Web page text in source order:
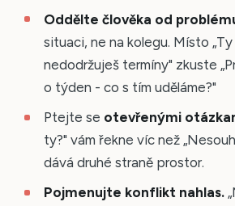
Oddělte člověka od
situaci, ne na kolegu. Místo
nedodržuješ termíny" zkuste
o týden - co s tím uděláme?"
Ptejte se otevřenými
ty?" vám řekne víc než
dává druhé straně prostor.
Pojmenujte konflikt nahlas.